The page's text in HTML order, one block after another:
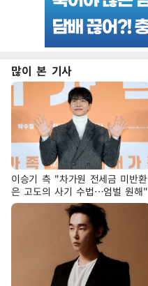
많이 본 기사
이승기 측 "차가원 전세금 미반환
은 고도의 사기 수법…엄벌 원해"